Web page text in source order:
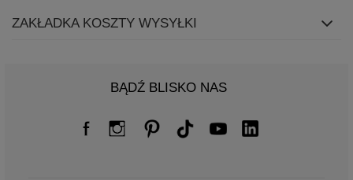
ZAKŁADKA KOSZTY WYSYŁKI
BĄDŹ BLISKO NAS